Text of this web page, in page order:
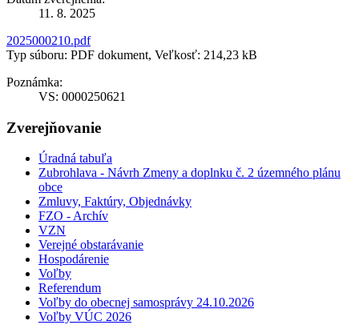
11. 8. 2025
2025000210.pdf
Typ súboru: PDF dokument, Veľkosť: 214,23 kB
Poznámka:
VS: 0000250621
Zverejňovanie
Úradná tabuľa
Zubrohlava - Návrh Zmeny a doplnku č. 2 územného plánu
obce
Zmluvy, Faktúry, Objednávky
FZO - Archív
VZN
Verejné obstarávanie
Hospodárenie
Voľby
Referendum
Voľby do obecnej samosprávy 24.10.2026
Voľby VÚC 2026